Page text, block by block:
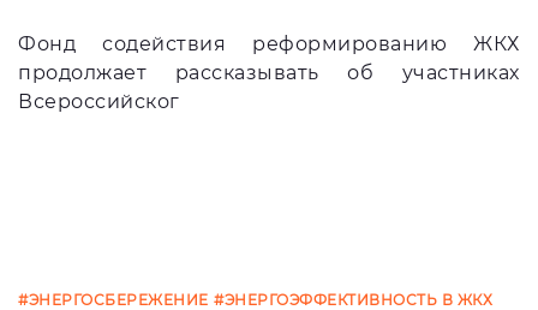
Фонд содействия реформированию ЖКХ
продолжает рассказывать об участниках
Всероссийског
#ЭНЕРГОСБЕРЕЖЕНИЕ #ЭНЕРГОЭФФЕКТИВНОСТЬ В ЖКХ